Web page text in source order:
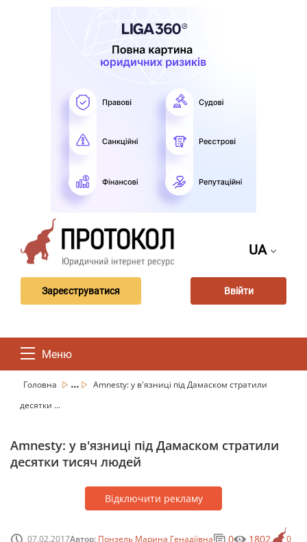
UA
Зареєструватися Ввійти
Меню
Головна ...
Amnesty: у в'язниці під Дамаском стратили
десятки ...
Amnesty: у в'язниці під Дамаском стратили
десятки тисяч людей
Відключити рекламу
07.02.2017Автор: Понзель Марина Генадіївна 0
0 1802